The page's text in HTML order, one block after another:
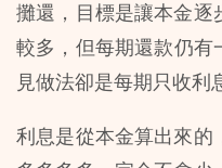
攤還，目標是讓本金逐
較多，但每期還款仍
見做法卻是每期只收利
利息是從本金算出來的